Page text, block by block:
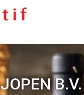
JOPEN B.V.